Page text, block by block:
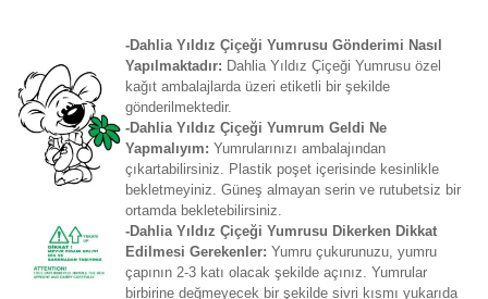
-Dahlia Yıldız Çiçeği Yumrusu Gönderimi Nasıl
Yapılmaktadır: Dahlia Yıldız Çiçeği Yumrusu özel
kağıt ambalajlarda üzeri etiketli bir şekilde
gönderilmektedir.
-Dahlia Yıldız Çiçeği Yumrum Geldi Ne
Yapmalıyım: Yumrularınızı ambalajından
çıkartabilirsiniz. Plastik poşet içerisinde kesinlikle
bekletmeyiniz. Güneş almayan serin ve rutubetsiz bir
ortamda bekletebilirsiniz.
-Dahlia Yıldız Çiçeği Yumrusu Dikerken Dikkat
Edilmesi Gerekenler: Yumru çukurunuzu, yumru
çapının 2-3 katı olacak şekilde açınız. Yumrular
birbirine değmeyecek bir şekilde sivri kısmı yukarıda